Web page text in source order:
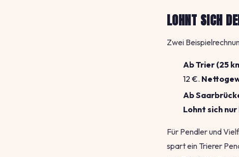
LOHNT SICH
Zwei
Ab Trier (25
12 €.
Ab
Lohnt sich
Für Pendler und
spart ein Trierer